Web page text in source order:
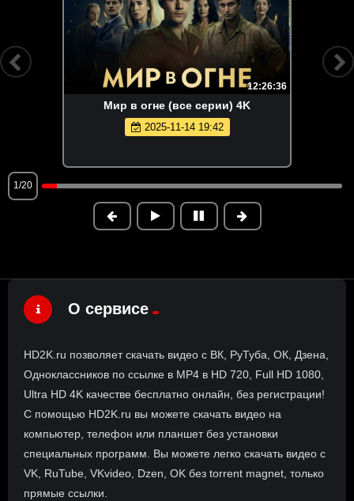
12:26:36
Мир в огне (все серии) 4K
2025-11-14 19:42
1/20
О сервисе
HD2K.ru позволяет скачать видео с ВК, РуТуба, ОК, Дзена,
Одноклассников по ссылке в MP4 в HD 720, Full HD 1080,
Ultra HD 4K качестве бесплатно онлайн, без регистрации!
С помощью HD2K.ru вы можете скачать видео на
компьютер, телефон или планшет без установки
специальных программ. Вы можете легко скачать видео с
VK, RuTube, VKvideo, Dzen, OK без torrent magnet, только
прямые ссылки.